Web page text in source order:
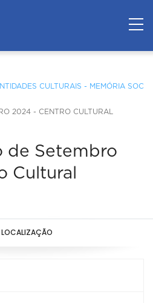
CULTURAIS - MEMÓRIA SOC
2024 - CENTRO CULTURAL
de Setembro
Cultural
LOCALIZAÇÃO